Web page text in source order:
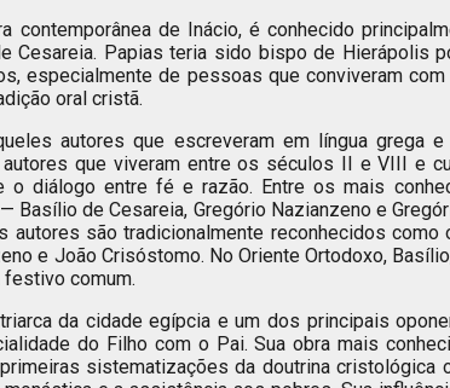
contemporânea de Inácio, é conhecido
Cesareia. Papias teria sido bispo de Hierápolis
especialmente de pessoas que conviveram
oral cristã.
autores que escreveram em língua grega
que viveram entre os séculos II e VIII e
o diálogo entre fé e razão. Entre os mais
Basílio de Cesareia, Gregório Nazianzeno e
autores são tradicionalmente reconhecidos
e João Crisóstomo. No Oriente Ortodoxo,
festivo comum.
da cidade egípcia e um dos principais
do Filho com o Pai. Sua obra mais
sistematizações da doutrina